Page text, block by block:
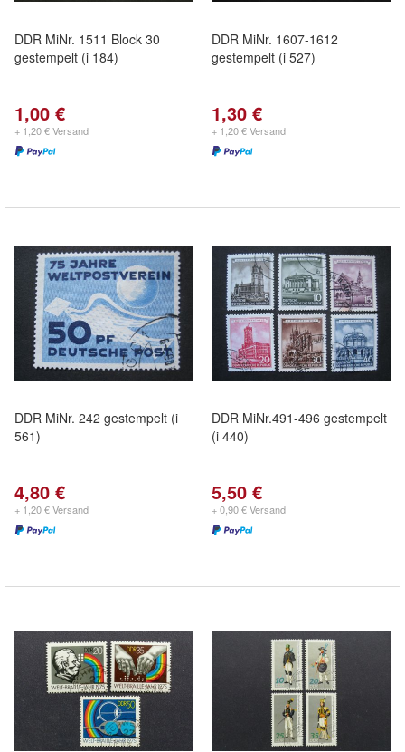
DDR MiNr. 1511 Block 30
gestempelt (i 184)
1,00 €
+ 1,20 € Versand
DDR MiNr. 1607-1612
gestempelt (i 527)
1,30 €
+ 1,20 € Versand
DDR MiNr. 242 gestempelt (i
561)
4,80 €
+ 1,20 € Versand
DDR MiNr.491-496 gestempelt
(i 440)
5,50 €
+ 0,90 € Versand